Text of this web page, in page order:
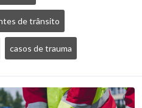
de trânsito
casos de trauma